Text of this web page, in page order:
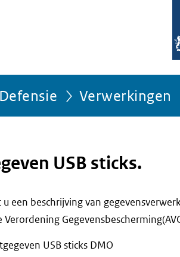
Verwerkingen
USB sticks.
een beschrijving van
Verordening
USB sticks DMO